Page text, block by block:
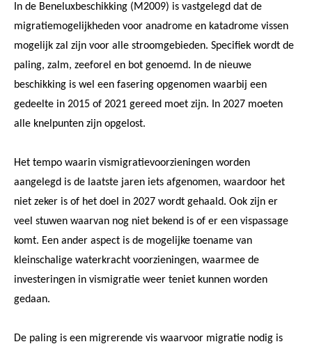
In de Beneluxbeschikking (M2009) is vastgelegd dat de
migratiemogelijkheden voor anadrome en katadrome vissen
mogelijk zal zijn voor alle stroomgebieden. Specifiek wordt de
paling, zalm, zeeforel en bot genoemd. In de nieuwe
beschikking is wel een fasering opgenomen waarbij een
gedeelte in 2015 of 2021 gereed moet zijn. In 2027 moeten
alle knelpunten zijn opgelost.
Het tempo waarin vismigratievoorzieningen worden
aangelegd is de laatste jaren iets afgenomen, waardoor het
niet zeker is of het doel in 2027 wordt gehaald. Ook zijn er
veel stuwen waarvan nog niet bekend is of er een vispassage
komt. Een ander aspect is de mogelijke toename van
kleinschalige waterkracht voorzieningen, waarmee de
investeringen in vismigratie weer teniet kunnen worden
gedaan.
De paling is een migrerende vis waarvoor migratie nodig is